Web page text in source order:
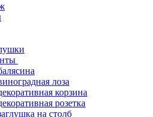
лоза
корзина
розетка
на столб